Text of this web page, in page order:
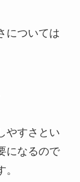
については
やすさとい
になるので